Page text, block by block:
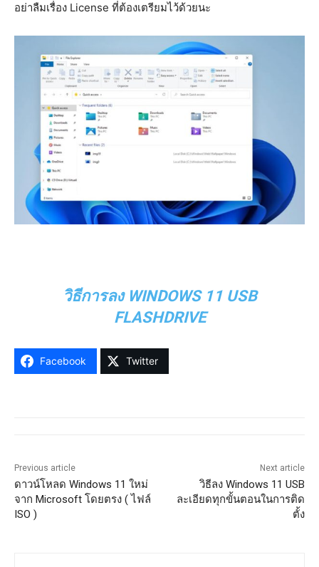
อย่าลืมเรื่อง License ที่ต้องเตรียมไว้ด้วยนะ
วิธีการลง WINDOWS 11 USB
FLASHDRIVE
Facebook Twitter
Previous article
ดาวน์โหลด Windows 11 ใหม่
จาก Microsoft โดยตรง ( ไฟล์
ISO )
Next article
วิธีลง Windows 11 USB
ละเอียดทุกขั้นตอนในการติด
ตั้ง